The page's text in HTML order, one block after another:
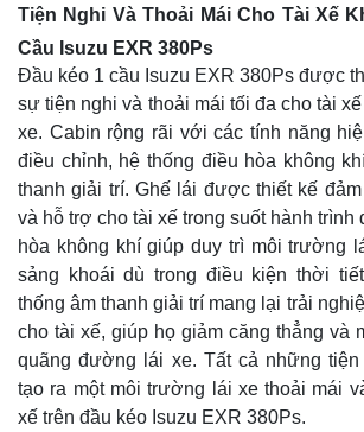
Tiện Nghi Và Thoải Mái Cho Tài Xế
Cầu Isuzu EXR 380Ps
Đầu kéo 1 cầu Isuzu EXR 380Ps được
sự tiện nghi và thoải mái tối đa cho tài
xe. Cabin rộng rãi với các tính năng
điều chỉnh, hệ thống điều hòa không
thanh giải trí. Ghế lái được thiết kế
và hỗ trợ cho tài xế trong suốt hành trình
hòa không khí giúp duy trì môi trường
sảng khoái dù trong điều kiện thời
thống âm thanh giải trí mang lại trải
cho tài xế, giúp họ giảm căng thẳng và
quãng đường lái xe. Tất cả những
tạo ra một môi trường lái xe thoải mái
xế trên đầu kéo Isuzu EXR 380Ps.